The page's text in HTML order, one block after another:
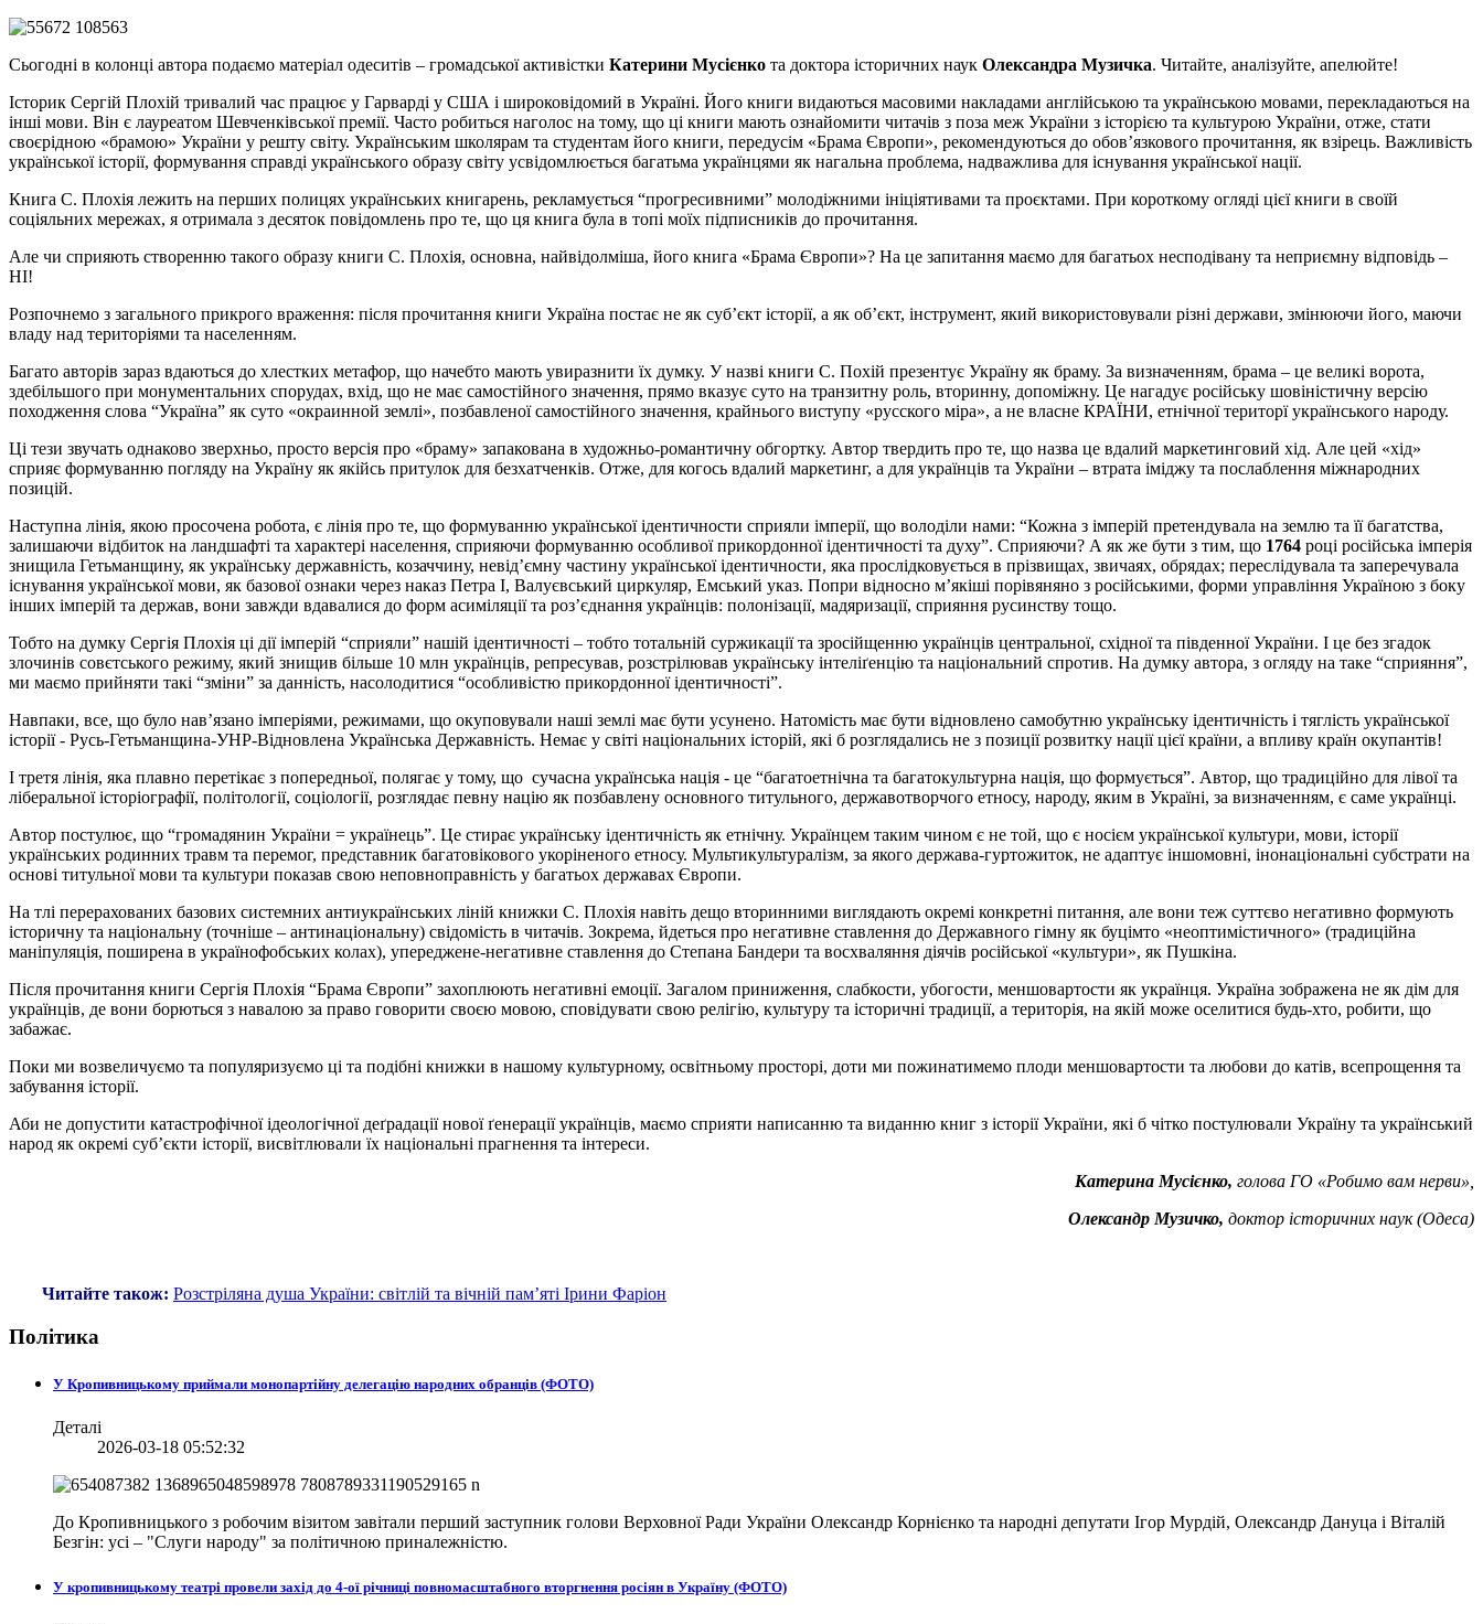
Сьогодні в колонці автора подаємо матеріал одеситів – громадської активістки Катерини Мусієнко та доктора історичних наук Олександра Музичка. Читайте, аналізуйте, апелюйте!
Історик Сергій Плохій тривалий час працює у Гарварді у США і широковідомий в Україні. Його книги видаються масовими накладами англійською та українською мовами, перекладаються на
інші мови. Він є лауреатом Шевченківської премії. Часто робиться наголос на тому, що ці книги мають ознайомити читачів з поза меж України з історією та культурою України, отже, стати
своєрідною «брамою» України у решту світу. Українським школярам та студентам його книги, передусім «Брама Європи», рекомендуються до обов’язкового прочитання, як взірець. Важливість
української історії, формування справді українського образу світу усвідомлюється багатьма українцями як нагальна проблема, надважлива для існування української нації.
Книга С. Плохія лежить на перших полицях українських книгарень, рекламується “прогресивними” молодіжними ініціятивами та проєктами. При короткому огляді цієї книги в своїй
соціяльних мережах, я отримала з десяток повідомлень про те, що ця книга була в топі моїх підписників до прочитання.
Але чи сприяють створенню такого образу книги С. Плохія, основна, найвідолміша, його книга «Брама Європи»? На це запитання маємо для багатьох несподівану та неприємну відповідь –
НІ!
Розпочнемо з загального прикрого враження: після прочитання книги Україна постає не як суб’єкт історії, а як об’єкт, інструмент, який використовували різні держави, змінюючи його, маючи
владу над територіями та населенням.
Багато авторів зараз вдаються до хлестких метафор, що начебто мають увиразнити їх думку. У назві книги С. Похій презентує Україну як браму. За визначенням, брама – це великі ворота,
здебільшого при монументальних спорудах, вхід, що не має самостійного значення, прямо вказує суто на транзитну роль, вторинну, допоміжну. Це нагадує російську шовіністичну версію
походження слова “Україна” як суто «окраинной землі», позбавленої самостійного значення, крайнього виступу «русского міра», а не власне КРАЇНИ, етнічної територї українського народу.
Ці тези звучать однаково зверхньо, просто версія про «браму» запакована в художньо-романтичну обгортку. Автор твердить про те, що назва це вдалий маркетинговий хід. Але цей «хід»
сприяє формуванню погляду на Україну як якійсь притулок для безхатченків. Отже, для когось вдалий маркетинг, а для українців та України – втрата іміджу та послаблення міжнародних
позицій.
Наступна лінія, якою просочена робота, є лінія про те, що формуванню української ідентичности сприяли імперії, що володіли нами: “Кожна з імперій претендувала на землю та її багатства,
залишаючи відбиток на ландшафті та характері населення, сприяючи формуванню особливої прикордонної ідентичності та духу”. Сприяючи? А як же бути з тим, що 1764 році російська імперія
знищила Гетьманщину, як українську державність, козаччину, невід’ємну частину української ідентичности, яка прослідковується в прізвищах, звичаях, обрядах; переслідувала та заперечувала
існування української мови, як базової ознаки через наказ Петра І, Валуєвський циркуляр, Емський указ. Попри відносно м’якіші порівяняно з російськими, форми управління Україною з боку
інших імперій та держав, вони завжди вдавалися до форм асиміляції та роз’єднання українців: полонізації, мадяризації, сприяння русинству тощо.
Тобто на думку Сергія Плохія ці дії імперій “сприяли” нашій ідентичності – тобто тотальній суржикації та зросійщенню українців центральної, східної та південної України. І це без згадок
злочинів совєтського режиму, який знищив більше 10 млн українців, репресував, розстрілював українську інтеліґенцію та національний спротив. На думку автора, з огляду на таке “сприяння”,
ми маємо прийняти такі “зміни” за данність, насолодитися “особливістю прикордонної ідентичності”.
Навпаки, все, що було нав’язано імперіями, режимами, що окуповували наші землі має бути усунено. Натомість має бути відновлено самобутню українську ідентичність і тяглість української
історії - Русь-Гетьманщина-УНР-Відновлена Українська Державність. Немає у світі національних історій, які б розглядались не з позиції розвитку нації цієї країни, а впливу країн окупантів!
І третя лінія, яка плавно перетікає з попередньої, полягає у тому, що сучасна українська нація - це “багатоетнічна та багатокультурна нація, що формується”. Автор, що традиційно для лівої та
ліберальної історіографії, політології, соціології, розглядає певну націю як позбавлену основного титульного, державотворчого етносу, народу, яким в Україні, за визначенням, є саме українці.
Автор постулює, що “громадянин України = українець”. Це стирає українську ідентичність як етнічну. Українцем таким чином є не той, що є носієм української культури, мови, історії
українських родинних травм та перемог, представник багатовікового укоріненого етносу. Мультикультуралізм, за якого держава-гуртожиток, не адаптує іншомовні, інонаціональні субстрати на
основі титульної мови та культури показав свою неповноправність у багатьох державах Європи.
На тлі перерахованих базових системних антиукраїнських ліній книжки С. Плохія навіть дещо вторинними виглядають окремі конкретні питання, але вони теж суттєво негативно формують
історичну та національну (точніше – антинаціональну) свідомість в читачів. Зокрема, йдеться про негативне ставлення до Державного гімну як буцімто «неоптимістичного» (традиційна
маніпуляція, поширена в українофобських колах), упереджене-негативне ставлення до Степана Бандери та восхваляння діячів російської «культури», як Пушкіна.
Після прочитання книги Сергія Плохія “Брама Європи” захоплюють негативні емоції. Загалом приниження, слабкости, убогости, меншовартости як українця. Україна зображена не як дім для
українців, де вони борються з навалою за право говорити своєю мовою, сповідувати свою релігію, культуру та історичні традиції, а територія, на якій може оселитися будь-хто, робити, що
забажає.
Поки ми возвеличуємо та популяризуємо ці та подібні книжки в нашому культурному, освітньому просторі, доти ми пожинатимемо плоди меншовартости та любови до катів, всепрощення та
забування історії.
Аби не допустити катастрофічної ідеологічної деґрадації нової ґенерації українців, маємо сприяти написанню та виданню книг з історії України, які б чітко постулювали Україну та український
народ як окремі суб’єкти історії, висвітлювали їх національні прагнення та інтереси.
Катерина Мусієнко, голова ГО «Робимо вам нерви»,
Олександр Музичко, доктор історичних наук (Одеса)
Читайте також: Розстріляна душа України: світлій та вічній пам’яті Ірини Фаріон
Політика
У Кропивницькому приймали монопартійну делегацію народних обранців (ФОТО)
Деталі
2026-03-18 05:52:32
До Кропивницького з робочим візитом завітали перший заступник голови Верховної Ради України Олександр Корнієнко та народні депутати Ігор Мурдій, Олександр Дануца і Віталій
Безгін: усі – "Слуги народу" за політичною приналежністю.
У кропивницькому театрі провели захід до 4-ої річниці повномасштабного вторгнення росіян в Україну (ФОТО)